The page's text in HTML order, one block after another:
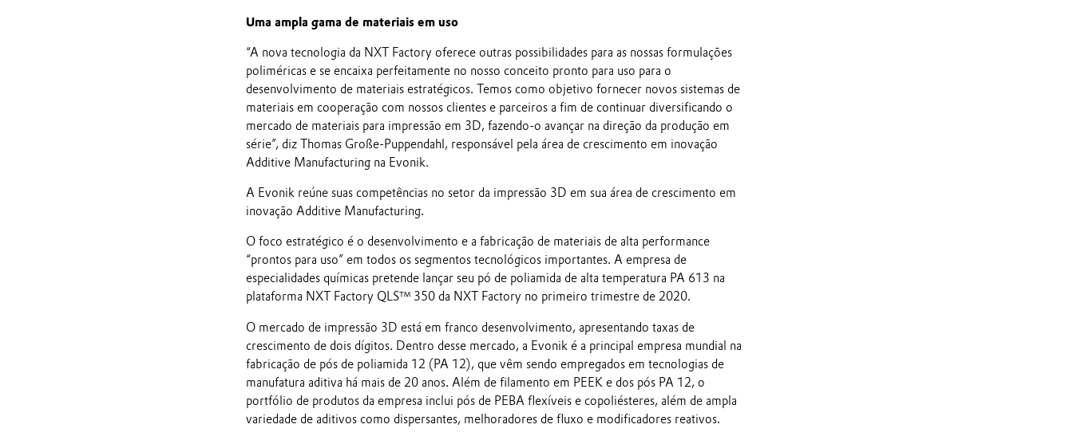
Uma ampla gama de materiais em uso
“A nova tecnologia da NXT Factory oferece outras possibilidades para as nossas formulações
poliméricas e se encaixa perfeitamente no nosso conceito pronto para uso para o
desenvolvimento de materiais estratégicos. Temos como objetivo fornecer novos sistemas de
materiais em cooperação com nossos clientes e parceiros a fim de continuar diversificando o
mercado de materiais para impressão em 3D, fazendo-o avançar na direção da produção em
série”, diz Thomas Große-Puppendahl, responsável pela área de crescimento em inovação
Additive Manufacturing na Evonik.
A Evonik reúne suas competências no setor da impressão 3D em sua área de crescimento em
inovação Additive Manufacturing.
O foco estratégico é o desenvolvimento e a fabricação de materiais de alta performance
“prontos para uso” em todos os segmentos tecnológicos importantes. A empresa de
especialidades químicas pretende lançar seu pó de poliamida de alta temperatura PA 613 na
plataforma NXT Factory QLS™ 350 da NXT Factory no primeiro trimestre de 2020.
O mercado de impressão 3D está em franco desenvolvimento, apresentando taxas de
crescimento de dois dígitos. Dentro desse mercado, a Evonik é a principal empresa mundial na
fabricação de pós de poliamida 12 (PA 12), que vêm sendo empregados em tecnologias de
manufatura aditiva há mais de 20 anos. Além de filamento em PEEK e dos pós PA 12, o
portfólio de produtos da empresa inclui pós de PEBA flexíveis e copoliésteres, além de ampla
variedade de aditivos como dispersantes, melhoradores de fluxo e modificadores reativos.